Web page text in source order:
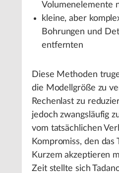
Volumenelemente
kleine, aber
Bohrungen und
entfernten
Diese Methoden
die Modellgröße zu
Rechenlast zu
jedoch zwangsläufig
vom tatsächlichen
Kompromiss, den das
Kurzem akzeptieren
Zeit stellte sich